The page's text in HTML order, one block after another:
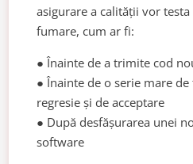
asigurare a calității vor
fumare, cum ar fi:
● Înainte de a trimite cod
● Înainte de o serie mare
regresie și de acceptare
● După desfășurarea unei
software